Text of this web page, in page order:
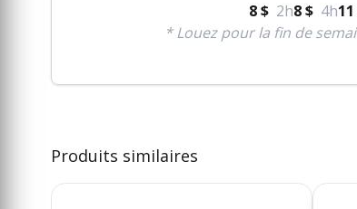
8 $ 2h8 $ 4h
* Louez pour la fin de
Produits similaires